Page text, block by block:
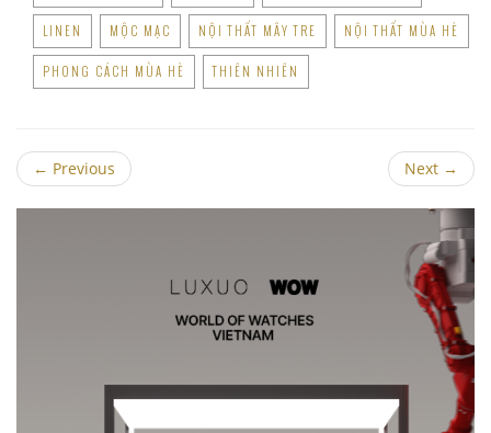
LINEN MỘC MẠC NỘI THẤT MÂY TRE NỘI THẤT MÙA HÈ
PHONG CÁCH MÙA HÈ THIÊN NHIÊN
← Previous Next →